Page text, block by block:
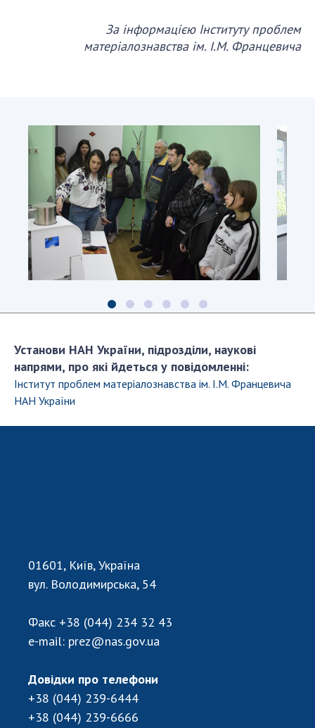
За інформацією Інституту проблем
матеріалознавства ім. І.М. Францевича
Установи НАН України, підрозділи, наукові
напрями, про які йдеться у повідомленні:
Інститут проблем матеріалознавства ім. І.М. Францевича
НАН України
01601, Київ, Україна
вул. Володимирська, 54
Факс +38 (044) 234 32 43
e-mail: prez@nas.gov.ua
Довідки про телефони
+38 (044) 239-6444
+38 (044) 239-6666